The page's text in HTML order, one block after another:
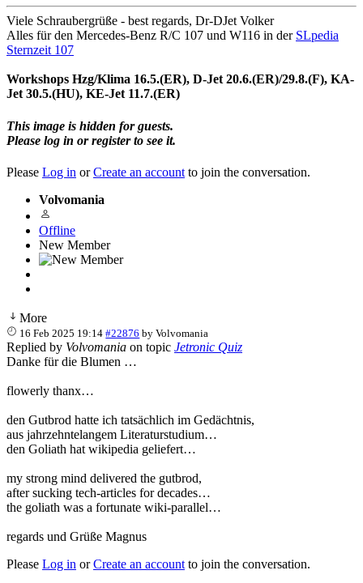
Viele Schraubergrüße - best regards, Dr-DJet Volker
Alles für den Mercedes-Benz R/C 107 und W116 in der SLpedia
Sternzeit 107
Workshops Hzg/Klima 16.5.(ER), D-Jet 20.6.(ER)/29.8.(F), KA-
Jet 30.5.(HU), KE-Jet 11.7.(ER)
This image is hidden for guests.
Please log in or register to see it.
Please Log in orCreate an account to join the conversation.
Volvomania
Offline
New Member
More
16 Feb 2025 19:14 #22876 byVolvomania
Replied by Volvomania on topic Jetronic Quiz
Danke für die Blumen …
flowerly thanx…
den Gutbrod hatte ich tatsächlich im Gedächtnis,
aus jahrzehntelangem Literaturstudium…
den Goliath hat wikipedia geliefert…
my strong mind delivered the gutbrod,
after sucking tech-articles for decades…
the goliath was a fortunate wiki-parallel…
regards und Grüße Magnus
Please Log in orCreate an account to join the conversation.